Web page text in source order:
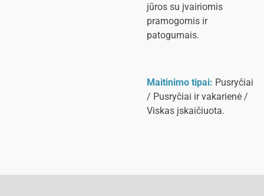
jūros su įvairiomis
pramogomis ir
patogumais.
Maitinimo tipai: Pusryčiai
/ Pusryčiai ir vakarienė /
Viskas įskaičiuota.